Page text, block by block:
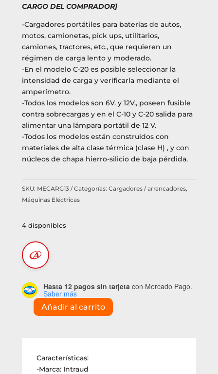
CARGO DEL COMPRADOR]
-Cargadores portátiles para baterías de autos,
motos, camionetas, pick ups, utilitarios,
camiones, tractores, etc., que requieren un
régimen de carga lento y moderado.
-En el modelo C-20 es posible seleccionar la
intensidad de carga y verificarla mediante el
amperímetro.
-Todos los modelos son 6V. y 12V., poseen fusible
contra sobrecargas y en el C-10 y C-20 salida para
alimentar una lámpara portátil de 12 V.
-Todos los modelos están construidos con
materiales de alta clase térmica (clase H) , y con
núcleos de chapa hierro-silicio de baja pérdida.
SKU: MECARG13 Categorías: Cargadores / arrancadores,
Máquinas Eléctricas
4 disponibles
Hasta 12 pagos sin tarjeta con Mercado Pago.
Saber más
Cargador
cantidad
Añadir al carrito
Características:
-Marca: Intraud